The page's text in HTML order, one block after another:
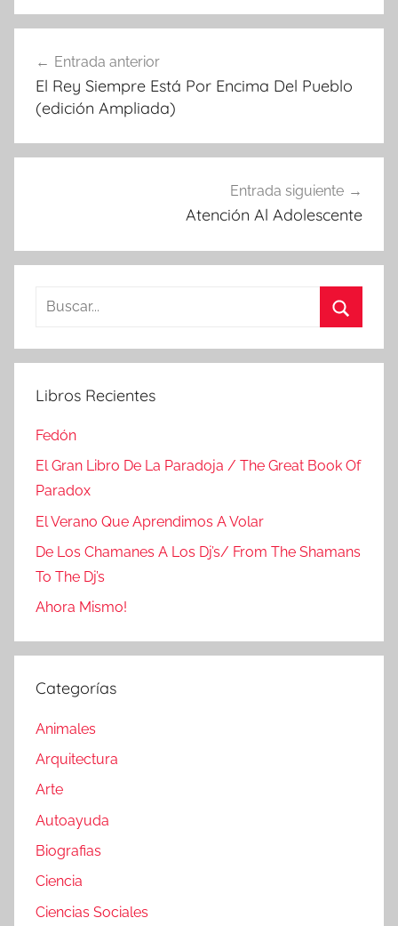
de
entradas
Entrada anterior
El Rey Siempre Está Por Encima Del Pueblo
(edición Ampliada)
Entrada siguiente
Atención Al Adolescente
Buscar:
Libros Recientes
Fedón
El Gran Libro De La Paradoja / The Great Book Of
Paradox
El Verano Que Aprendimos A Volar
De Los Chamanes A Los Dj’s/ From The Shamans
To The Dj’s
Ahora Mismo!
Categorías
Animales
Arquitectura
Arte
Autoayuda
Biografias
Ciencia
Ciencias Sociales